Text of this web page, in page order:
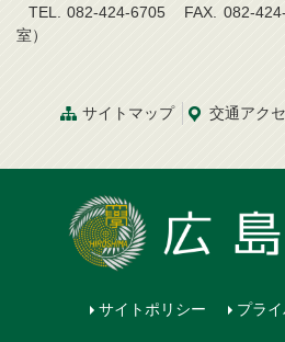
TEL. 082-424-6705 FAX. 082-
室）
サイトマップ 交通アク
サイトポリシー プラ